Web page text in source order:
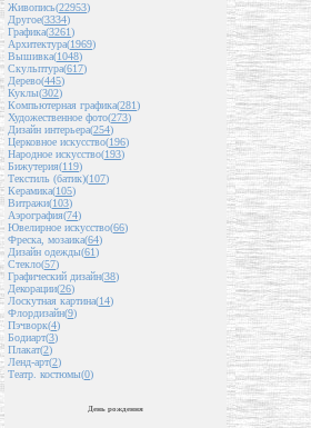
Живопись(22953)
Другое(3334)
Графика(3261)
Архитектура(1969)
Вышивка(1048)
Скульптура(617)
Дерево(445)
Куклы(302)
Компьютерная графика(281)
Художественное фото(273)
Дизайн интерьера(254)
Церковное искусство(196)
Народное искусство(193)
Бижутерия(119)
Текстиль (батик)(107)
Керамика(105)
Витражи(103)
Аэрография(74)
Ювелирное искусство(66)
Фреска, мозаика(64)
Дизайн одежды(61)
Стекло(57)
Графический дизайн(38)
Декорации(26)
Лоскутная картина(14)
Флордизайн(9)
Пэчворк(4)
Бодиарт(3)
Плакат(2)
Ленд-арт(2)
Театр. костюмы(0)
День рождения